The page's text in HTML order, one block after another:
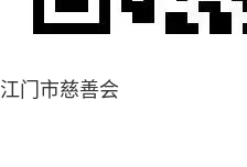
江门市慈善会